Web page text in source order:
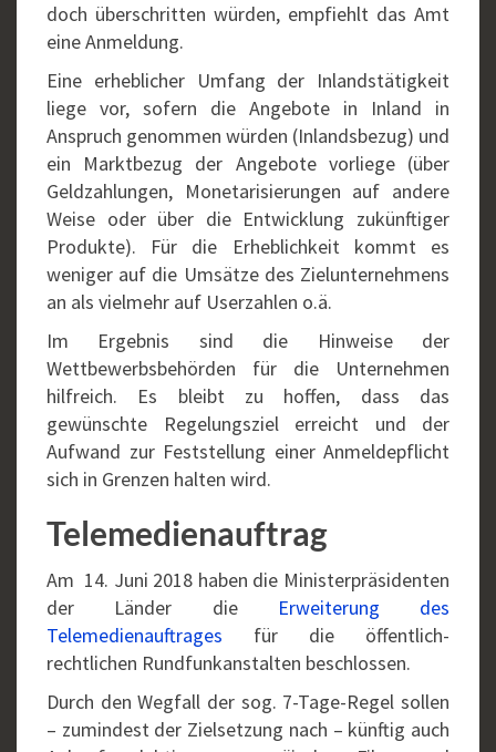
doch überschritten würden, empfiehlt das Amt
eine Anmeldung.
Eine erheblicher Umfang der Inlandstätigkeit
liege vor, sofern die Angebote in Inland in
Anspruch genommen würden (Inlandsbezug) und
ein Marktbezug der Angebote vorliege (über
Geldzahlungen, Monetarisierungen auf andere
Weise oder über die Entwicklung zukünftiger
Produkte). Für die Erheblichkeit kommt es
weniger auf die Umsätze des Zielunternehmens
an als vielmehr auf Userzahlen o.ä.
Im Ergebnis sind die Hinweise der
Wettbewerbsbehörden für die Unternehmen
hilfreich. Es bleibt zu hoffen, dass das
gewünschte Regelungsziel erreicht und der
Aufwand zur Feststellung einer Anmeldepflicht
sich in Grenzen halten wird.
Telemedienauftrag
Am 14. Juni 2018 haben die Ministerpräsidenten
der Länder die Erweiterung des
Telemedienauftrages für die öffentlich-
rechtlichen Rundfunkanstalten beschlossen.
Durch den Wegfall der sog. 7-Tage-Regel sollen
– zumindest der Zielsetzung nach – künftig auch